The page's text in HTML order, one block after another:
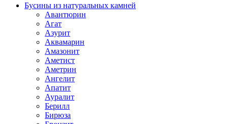
Бусины из натуральных камней
Авантюрин
Агат
Азурит
Аквамарин
Амазонит
Аметист
Аметрин
Ангелит
Апатит
Ауралит
Берилл
Бирюза